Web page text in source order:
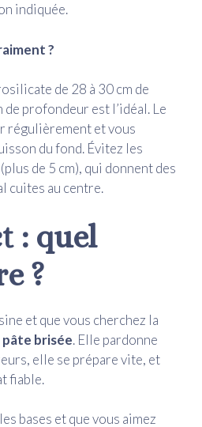
indiquée.
?
de 28 à 30 cm de
de profondeur est l’idéal. Le
régulièrement et vous
du fond. Évitez les
de 5 cm), qui donnent des
cuites au centre.
: quel
?
et que vous cherchez la
pâte brisée. Elle pardonne
elle se prépare vite, et
fiable.
bases et que vous aimez